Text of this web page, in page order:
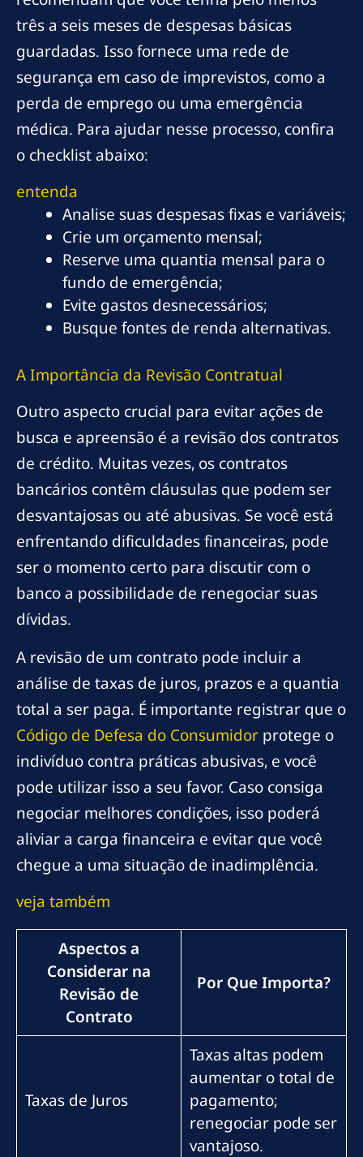
três a seis meses de despesas básicas
guardadas. Isso fornece uma rede de
segurança em caso de imprevistos, como a
perda de emprego ou uma emergência
médica. Para ajudar nesse processo, confira
o checklist abaixo:
entenda
Analise suas despesas fixas e variáveis;
Crie um orçamento mensal;
Reserve uma quantia mensal para o
fundo de emergência;
Evite gastos desnecessários;
Busque fontes de renda alternativas.
A Importância da Revisão Contratual
Outro aspecto crucial para evitar ações de
busca e apreensão é a revisão dos contratos
de crédito. Muitas vezes, os contratos
bancários contêm cláusulas que podem ser
desvantajosas ou até abusivas. Se você está
enfrentando dificuldades financeiras, pode
ser o momento certo para discutir com o
banco a possibilidade de renegociar suas
dívidas.
A revisão de um contrato pode incluir a
análise de taxas de juros, prazos e a quantia
total a ser paga. É importante registrar que o
Código de Defesa do Consumidor protege o
indivíduo contra práticas abusivas, e você
pode utilizar isso a seu favor. Caso consiga
negociar melhores condições, isso poderá
aliviar a carga financeira e evitar que você
chegue a uma situação de inadimplência.
veja também
Aspectos a
Considerar na
Revisão de
Contrato
Por Que Importa?
Taxas de Juros
Taxas altas podem
aumentar o total de
pagamento;
renegociar pode ser
vantajoso.